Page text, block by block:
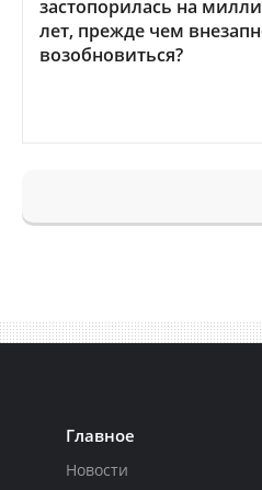
застопорилась на
лет, прежде чем
возобновиться?
Главное
Новости